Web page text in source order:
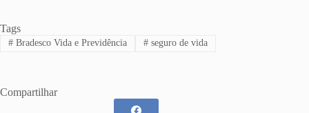
Tags
#Bradesco Vida e Previdência #seguro de vida
Compartilhar